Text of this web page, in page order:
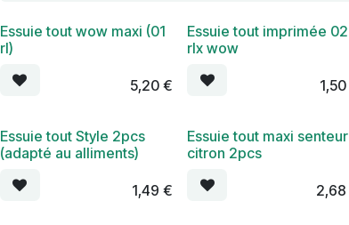
Essuie tout wow maxi (01
rl)
5,20 €
Essuie tout imprimée 02
rlx wow
1,50
Essuie tout Style 2pcs
(adapté au alliments)
1,49 €
Essuie tout maxi senteur
citron 2pcs
2,68